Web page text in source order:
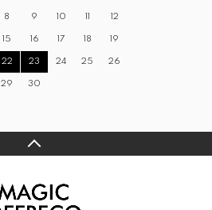
8 9 10 11 12
15 16 17 18 19
22 23 24 25 26
29 30